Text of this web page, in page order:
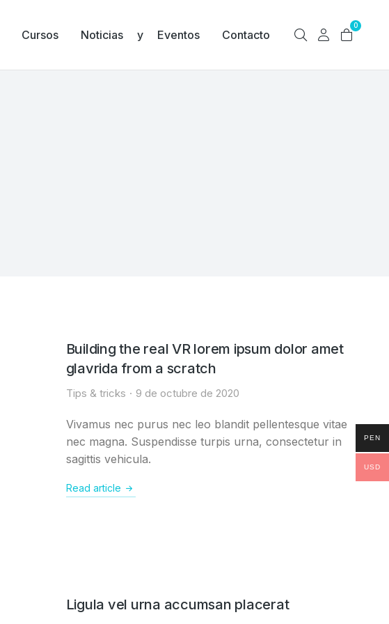
Cursos Noticias y Eventos Contacto
0
Building the real VR lorem ipsum dolor amet
glavrida from a scratch
Tips & tricks 9 de octubre de 2020
Vivamus nec purus nec leo blandit pellentesque vitae
nec magna. Suspendisse turpis urna, consectetur in
sagittis vehicula.
Read article
Ligula vel urna accumsan placerat
PEN
USD